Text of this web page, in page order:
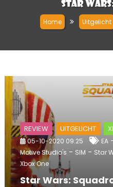
Star
Home Uitgelicht
REVIEW UITGELICHT
05-10-2020 09:25 EA
Motive Studio's - SIM - Star
Xbox One
Star Wars: